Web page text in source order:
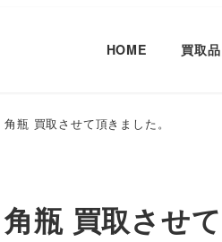
HOME 買取品
瓶 買取させて頂きました。
瓶 買取させて